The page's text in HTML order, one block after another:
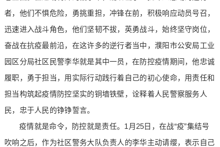
者，他们不惧危险，勇挑重担，冲锋在前，积极响应动员号召，
迅速进入战斗角色，他们坚韧不拔，英勇战斗，始终坚守岗位，
奋战在抗疫最前沿，在这许多的逆行者当中，濮阳市公安局工业
园区分局社区民警李华就是其中一员，在防控疫情期间，他忠诚
履职，勇于担当，用实际行动践行着自己的初心使命，用责任和
担当构筑起疫情防控坚实的铜墙铁壁，诠释着人民警察服务人
民，忠于人民的铮铮誓言。
疫情就是命令，防控就是责任。1月25日，在战“疫”集结号
吹响之后，作为社区警务大队负责人的李华主动请缨，表示自己